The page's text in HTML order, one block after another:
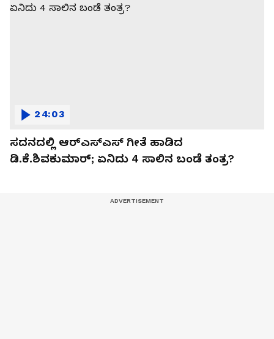
ಸದನದಲ್ಲಿ ಆರ್‌ಎಸ್‌ಎಸ್‌ ಗೀತೆ ಹಾಡಿದ
ಡಿ.ಕೆ.ಶಿವಕುಮಾರ್; ಏನಿದು 4 ಸಾಲಿನ ಬಂಡೆ ತಂತ್ರ?
24:03